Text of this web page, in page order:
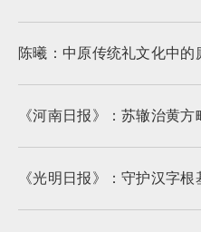
陈曦：中原传统礼文化中的
《河南日报》：苏辙治黄方
《光明日报》：守护汉字